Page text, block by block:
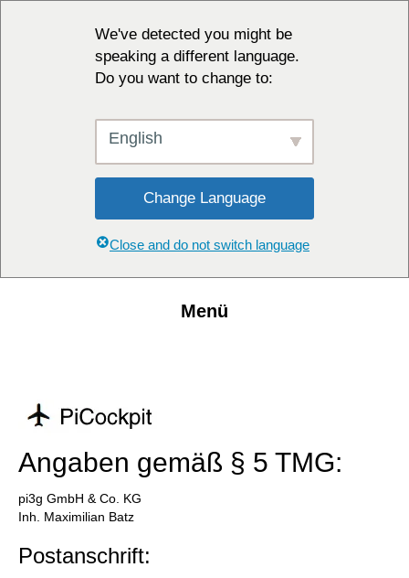
We've detected you might be
speaking a different language.
Do you want to change to:
English
Change Language
Close and do not switch language
Menü
Angaben gemäß § 5 TMG:
pi3g GmbH & Co. KG
Inh. Maximilian Batz
Postanschrift: